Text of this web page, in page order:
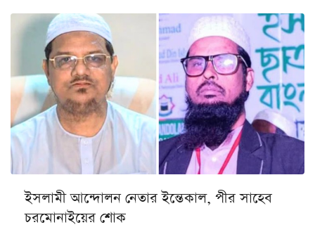
ইসলামী আন্দোলন নেতার ইন্তেকাল, পীর সাহেব
চরমোনাইয়ের শোক